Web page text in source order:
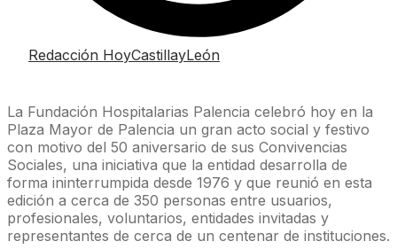
Redacción HoyCastillayLeón
La Fundación Hospitalarias Palencia celebró hoy en la
Plaza Mayor de Palencia un gran acto social y festivo
con motivo del 50 aniversario de sus Convivencias
Sociales, una iniciativa que la entidad desarrolla de
forma ininterrumpida desde 1976 y que reunió en esta
edición a cerca de 350 personas entre usuarios,
profesionales, voluntarios, entidades invitadas y
representantes de cerca de un centenar de instituciones.